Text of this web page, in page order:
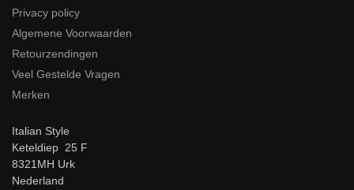
Privacy policy
Algemene Voorwaarden
Retourzendingen
Veel Gestelde Vragen
Merken
Italian Style
Keteldiep 25 F
8321MH Urk
Nederland